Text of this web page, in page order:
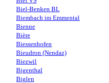
Biel-Benken BL
Biembach im Emmental
Bienne
Bière
Biessenhofen
Bieudron (Nendaz)
Biezwil
Bigenthal
Biglen